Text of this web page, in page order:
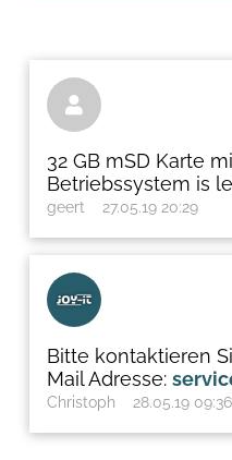

32 GB mSD Karte
Betriebssystem is
geert 27.05.19 20:29
Bitte kontaktieren
Mail Adresse:
Christoph 28.05.19 09:36